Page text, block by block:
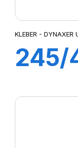
KLEBER - DYNAXER
245/